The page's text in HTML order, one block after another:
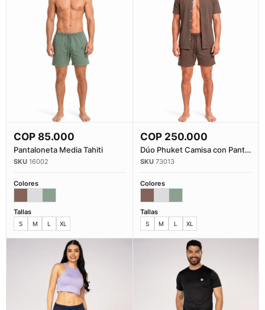
Comprar Ahora
COP 85.000
Pantaloneta Media Tahiti
16002
Colores
Tallas
S M L XL
Comprar Ahora
COP250.000
Dúo Phuket Camisa con Pantalon...
73013
Colores
Tallas
S M L XL